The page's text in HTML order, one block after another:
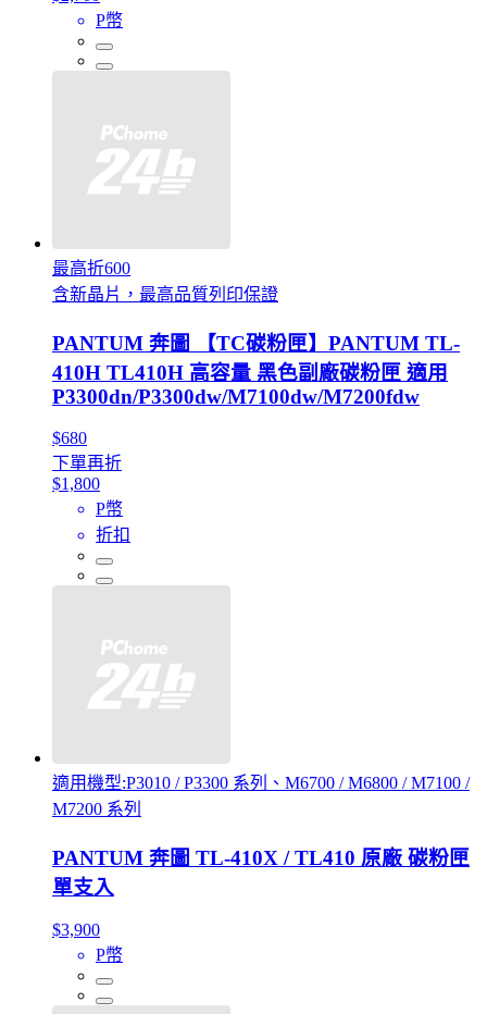
P幣
最高折600
含新晶片，最高品質列印保證
PANTUM 奔圖 【TC碳粉匣】PANTUM TL-
410H TL410H 高容量 黑色副廠碳粉匣 適用
P3300dn/P3300dw/M7100dw/M7200fdw
$680
下單再折
$1,800
P幣
折扣
適用機型:P3010 / P3300 系列、M6700 / M6800 / M7100 /
M7200 系列
PANTUM 奔圖 TL-410X / TL410 原廠 碳粉匣
單支入
$3,900
P幣